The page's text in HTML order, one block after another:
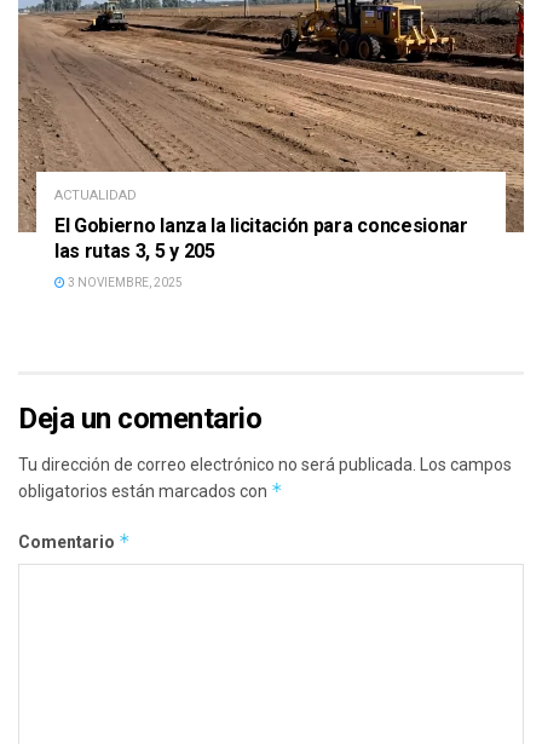
ACTUALIDAD
El Gobierno lanza la licitación para concesionar
las rutas 3, 5 y 205
3 NOVIEMBRE, 2025
Deja un comentario
Tu dirección de correo electrónico no será publicada.
Los campos
obligatorios están marcados con *
Comentario *